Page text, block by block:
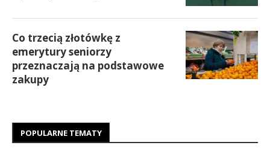
Co trzecią złotówkę z
emerytury seniorzy
przeznaczają na podstawowe
zakupy
POPULARNE TEMATY